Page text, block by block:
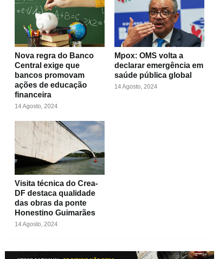
Nova regra do Banco
Central exige que
bancos promovam
ações de educação
financeira
14 Agosto, 2024
Mpox: OMS volta a
declarar emergência em
saúde pública global
14 Agosto, 2024
Visita técnica do Crea-
DF destaca qualidade
das obras da ponte
Honestino Guimarães
14 Agosto, 2024